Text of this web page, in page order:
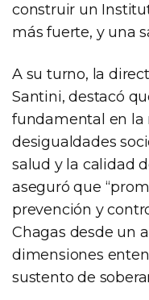
construir un
más fuerte, y una
A su turno, la
Santini, destacó
fundamental en la
desigualdades
salud y la calidad
aseguró que
prevención y
Chagas desde un
dimensiones
sustento de